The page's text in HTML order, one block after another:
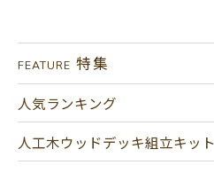
FEATURE 特集
人気ランキング
人工木ウッドデッキ組立キット